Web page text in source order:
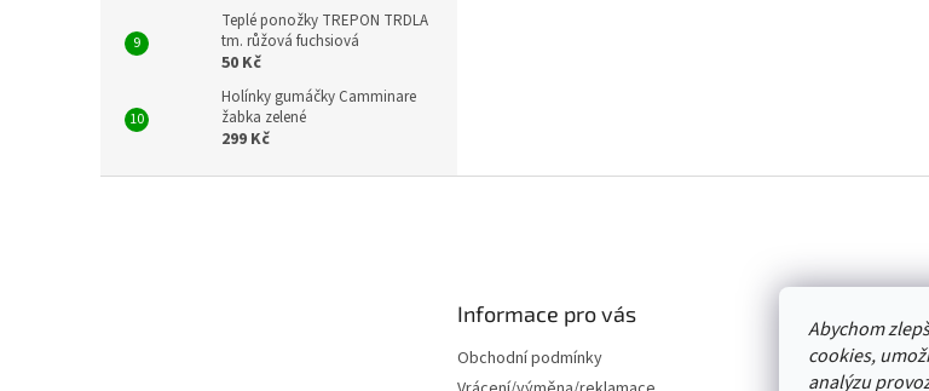
Abychom
cookies,
analýzu
Teplé ponožky TREPON TRDLA
tm. růžová fuchsiová
50 Kč
Holínky gumáčky Camminare
žabka zelené
299 Kč
Informace pro vás
Obchodní podmínky